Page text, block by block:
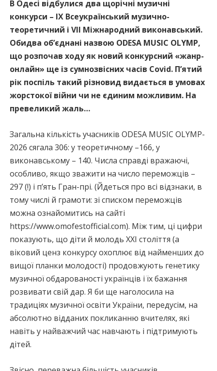
В Одесі відбулися два щорічні музичні
конкурси – ІХ Всеукраїнський музично-
теоретичний і VІІ Міжнародний виконавський.
Обидва об’єднані назвою ODESA MUSIC OLYMP,
що розпочав ходу як новий конкурсний «жанр-
онлайн» ще із сумнозвісних часів Covid. П’ятий
рік поспіль такий різновид видається в умовах
жорстокої війни чи не єдиним можливим. На
превеликий жаль…
Загальна кількість учасників ODESA MUSIC OLYMP-
2026 сягала 306: у теоретичному –166, у
виконавському – 140. Числа справді вражаючі,
особливо, якщо зважити на число переможців –
297 (!) і п’ять Гран-прі. (Йдеться про всі відзнаки, в
тому числі й грамоти: зі списком переможців
можна ознайомитись на сайті
https://www.omofestofficial.com). Між тим, ці цифри
показують, що діти й молодь ХХІ століття (а
віковий ценз конкурсу охоплює від найменших до
вищої планки молодості) продовжують генетику
музичної обдарованості українців і їх бажання
розвивати свій дар. Я би ще наголосила на
традиціях музичної освіти України, передусім, на
абсолютно відданих покликанню вчителях, які
навіть у найважчий час навчають і підтримують
дітей.